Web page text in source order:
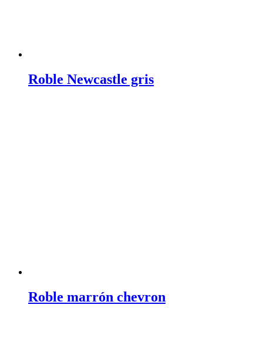
Roble Newcastle gris
Roble marrón chevron